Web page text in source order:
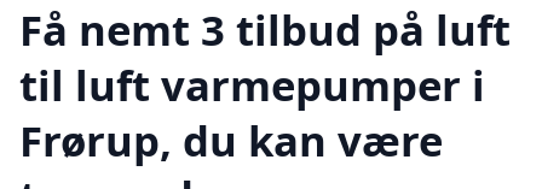
Få nemt 3 tilbud på luft
til luft varmepumper i
Frørup, du kan være